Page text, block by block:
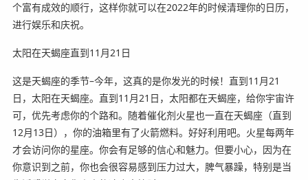
个富有成效的顺行，这样你就可以在2022年的时候清理你的日历，
进行娱乐和庆祝。
太阳在天蝎座直到11月21日
这是天蝎座的季节–今年，这真的是你发光的时候！直到11月21
日，太阳在天蝎座。直到11月21日，太阳都在天蝎座，给你宇宙许
可，优先考虑你的个路和。随着催化剂火星也一直在天蝎座（直到
12月13日），你的油箱里有了火箭燃料。好好利用吧。火星每两年
才会访问你的星座。你会有足够的信心和魅力。但要小心，因为在
你意识到之前，你也会很容易感到压力过大，脾气暴躁，特别是当